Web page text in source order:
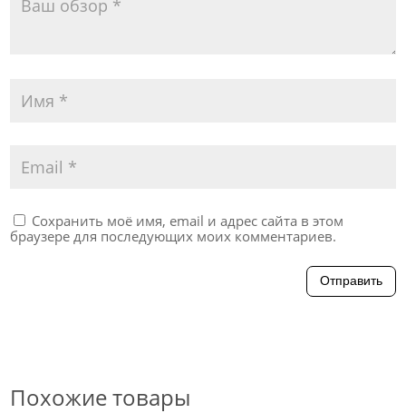
Сохранить моё имя, email и адрес сайта в этом
браузере для последующих моих комментариев.
Отправить
Похожие товары